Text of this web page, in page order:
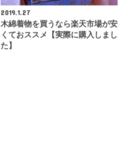
2019.1.27
木綿着物を買うなら楽天市場が安
くておススメ【実際に購入しまし
た】